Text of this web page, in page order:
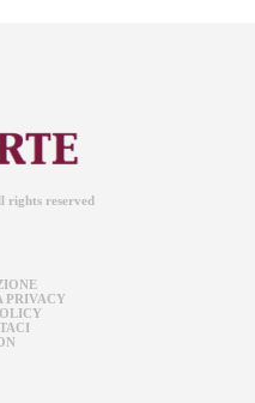
rights reserved
PRIVACY